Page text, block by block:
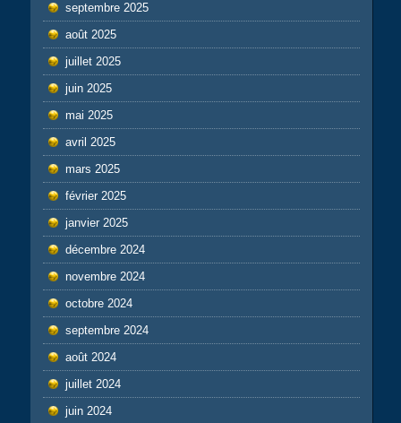
septembre 2025
août 2025
juillet 2025
juin 2025
mai 2025
avril 2025
mars 2025
février 2025
janvier 2025
décembre 2024
novembre 2024
octobre 2024
septembre 2024
août 2024
juillet 2024
juin 2024